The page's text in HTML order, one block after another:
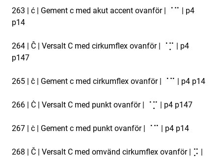
263 | ć | Gement c med akut accent ovanför | ⠈⠉ | p4
p14
264 | Ĉ | Versalt C med cirkumflex ovanför | ⠈⡉ | p4
p147
265 | ĉ | Gement c med cirkumflex ovanför | ⠈⠉ | p4 p14
266 | Ċ | Versalt C med punkt ovanför | ⠈⡉ | p4 p147
267 | ċ | Gement c med punkt ovanför | ⠈⠉ | p4 p14
268 | Č | Versalt C med omvänd cirkumflex ovanför | ⡩ |